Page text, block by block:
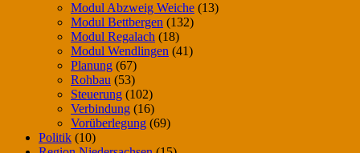
Modul Abzweig Weiche (13)
Modul Bettbergen (132)
Modul Regalach (18)
Modul Wendlingen (41)
Planung (67)
Rohbau (53)
Steuerung (102)
Verbindung (16)
Vorüberlegung (69)
Politik (10)